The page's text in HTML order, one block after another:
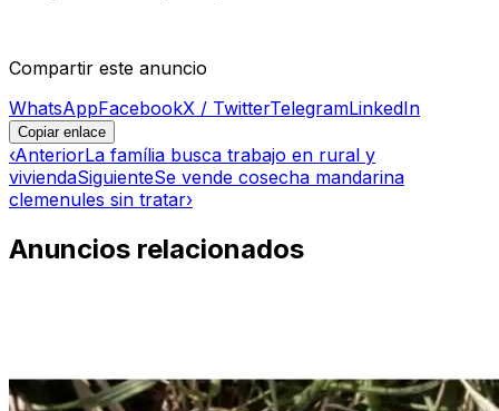
Compartir este anuncio
WhatsAppFacebookX / TwitterTelegramLinkedIn
Copiar enlace
‹AnteriorLa família busca trabajo en rural y
viviendaSiguienteSe vende cosecha mandarina
clemenules sin tratar›
Anuncios relacionados